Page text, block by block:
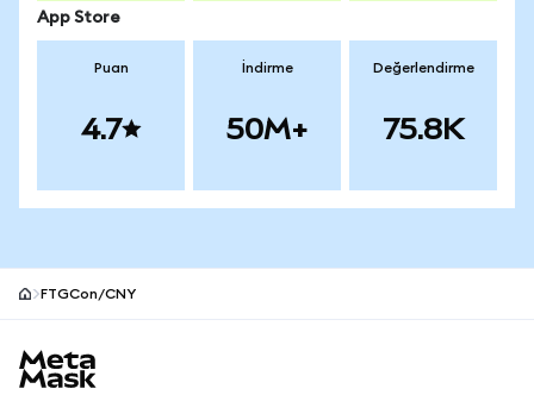
App Store
Puan
4.7
İndirme
50M+
Değerlendirme
75.8K
FTGCon/CNY